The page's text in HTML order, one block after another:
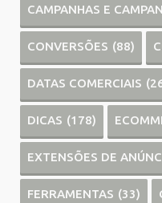
CAMPANHAS E
CONVERSÕES (88)
DATAS COMERCIAIS
DICAS (178)
EXTENSÕES DE
FERRAMENTAS (33)